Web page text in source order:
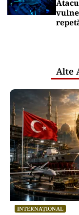
Alte
INTERNAȚIONAL